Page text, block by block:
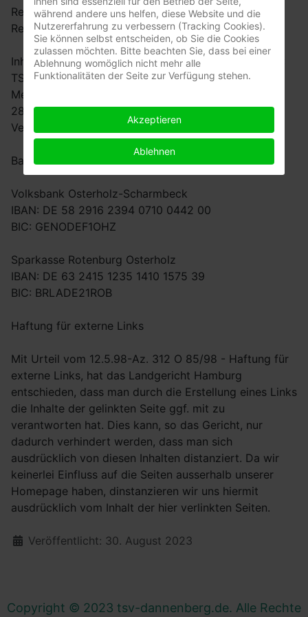
Registergericht Walsrode
Registernummer VR 160098
Inhaltlich Verantwortlicher gemäß § 5 Absatz 1 TMG:
TSV Dannenberg e.V.
Meinershauser Strasse 68
28879 Grasberg
Vertreten durch den Vorstand (siehe oben)
Bankverbindung
Volksbank Osterholz-Scharmbeck
IBAN: DE 58 2916 2394 0710 0442 00
BIC: GENODEF1OHZ
Sparkasse Rotenburg Osterholz
IBAN: DE 63 2415 1235 1410 1575 39
BIC: BRLADE21ROB
Haftung für externe Links
Mit Urteil vom 12.5.98-Az. 312 O 85/98 - Haftung für
externe Links, hat das Landgericht Hamburg
entschieden, dass man durch die Erstellung eines Links
die Inhalte der gelinkten Seite ggf. mit zu
verantworten hat. Dies kann, so das Gericht, nur
dadurch verhindert werden, dass man sich
ausdrücklich von diesen Inhalten distanziert. Da wir
keinerlei Einfluss auf die Seiten ausserhalb unserer
Homepage haben, dinstanzieren wir uns hiermit
ausdrücklich vom Inhalt der hier verlinkten Seiten.
DetailsVeröffentlicht: 30. August 2023
Copyright © 2023 tsv-dannenberg.de. Alle Rechte
während andere uns helfen, diese Website und die
Nutzererfahrung zu verbessern (Tracking Cookies).
Sie können selbst entscheiden, ob Sie die Cookies
zulassen möchten. Bitte beachten Sie, dass bei einer
Ablehnung womöglich nicht mehr alle
Funktionalitäten der Seite zur Verfügung stehen.
Akzeptieren
Ablehnen